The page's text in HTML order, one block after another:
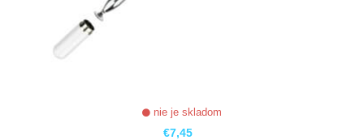
nie je skladom
€7,45